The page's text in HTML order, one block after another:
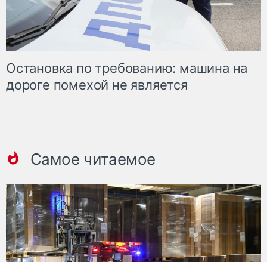
Остановка по требованию: машина на
дороге помехой не является
Самое читаемое